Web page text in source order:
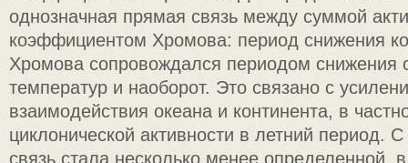
однозначная прямая связь между суммой
коэффициентом Хромова: период снижения
Хромова сопровождался периодом снижения
температур и наоборот. Это связано с
взаимодействия океана и континента, в
циклонической активности в летний период.
связь стала несколько менее определенной,